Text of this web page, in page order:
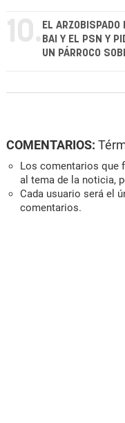
10. EL
BAI Y EL PSN Y
UN PÁRROCO
COMENTARIOS:
Los comentarios que
al tema de la noticia,
Cada usuario será el
comentarios.